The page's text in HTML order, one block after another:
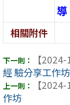
導
相關附件
【2024-
經 驗分享工作
【2024-
作坊